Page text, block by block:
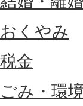
おくやみ
税金
ごみ・環